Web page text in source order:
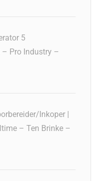
5
Pro Industry –
Inkoper |
– Ten Brinke –